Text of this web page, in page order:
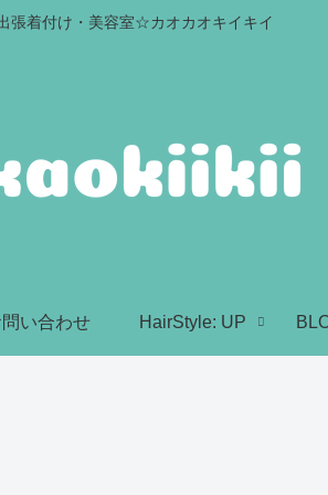
張着付け・美容室☆カオカオキイキイ
い合わせ HairStyle: UP